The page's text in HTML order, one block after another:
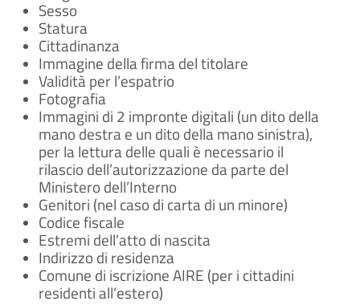
Sesso
Statura
Cittadinanza
Immagine della firma del titolare
Validità per l’espatrio
Fotografia
Immagini di 2 impronte digitali (un dito della
mano destra e un dito della mano sinistra),
per la lettura delle quali è necessario il
rilascio dell’autorizzazione da parte del
Ministero dell’Interno
Genitori (nel caso di carta di un minore)
Codice fiscale
Estremi dell’atto di nascita
Indirizzo di residenza
Comune di iscrizione AIRE (per i cittadini
residenti all’estero)